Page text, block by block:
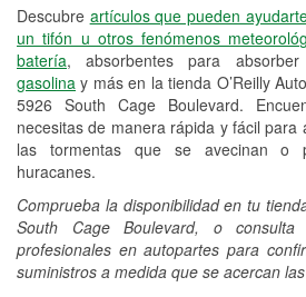
Descubre artículos que pueden
un tifón u otros fenómenos
batería, absorbentes para
gasolina y más en la tienda O’Reilly
5926 South Cage Boulevard.
necesitas de manera rápida y fácil
las tormentas que se avecinan o
huracanes.
Comprueba la disponibilidad en tu
South Cage Boulevard, o
profesionales en autopartes para
suministros a medida que se acercan
Idiomas
Español